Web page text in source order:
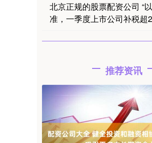
北京正规的股票配资公司 “
准，一季度上市公司补税超
推荐资讯